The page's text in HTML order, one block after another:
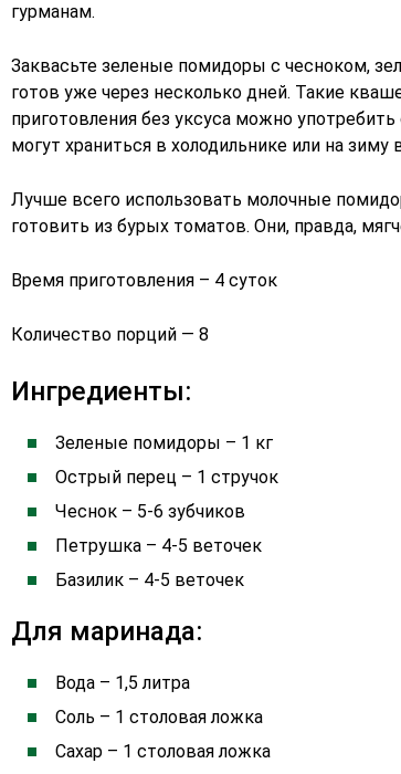
гурманам.
Заквасьте зеленые помидоры с чесноком,
готов уже через несколько дней. Такие
приготовления без уксуса можно
могут храниться в холодильнике или на
Лучше всего использовать молочные
готовить из бурых томатов. Они, правда,
Время приготовления – 4 суток
Количество порций — 8
Ингредиенты:
Зеленые помидоры – 1 кг
Острый перец – 1 стручок
Чеснок – 5-6 зубчиков
Петрушка – 4-5 веточек
Базилик – 4-5 веточек
Для маринада:
Вода – 1,5 литра
Соль – 1 столовая ложка
Сахар – 1 столовая ложка